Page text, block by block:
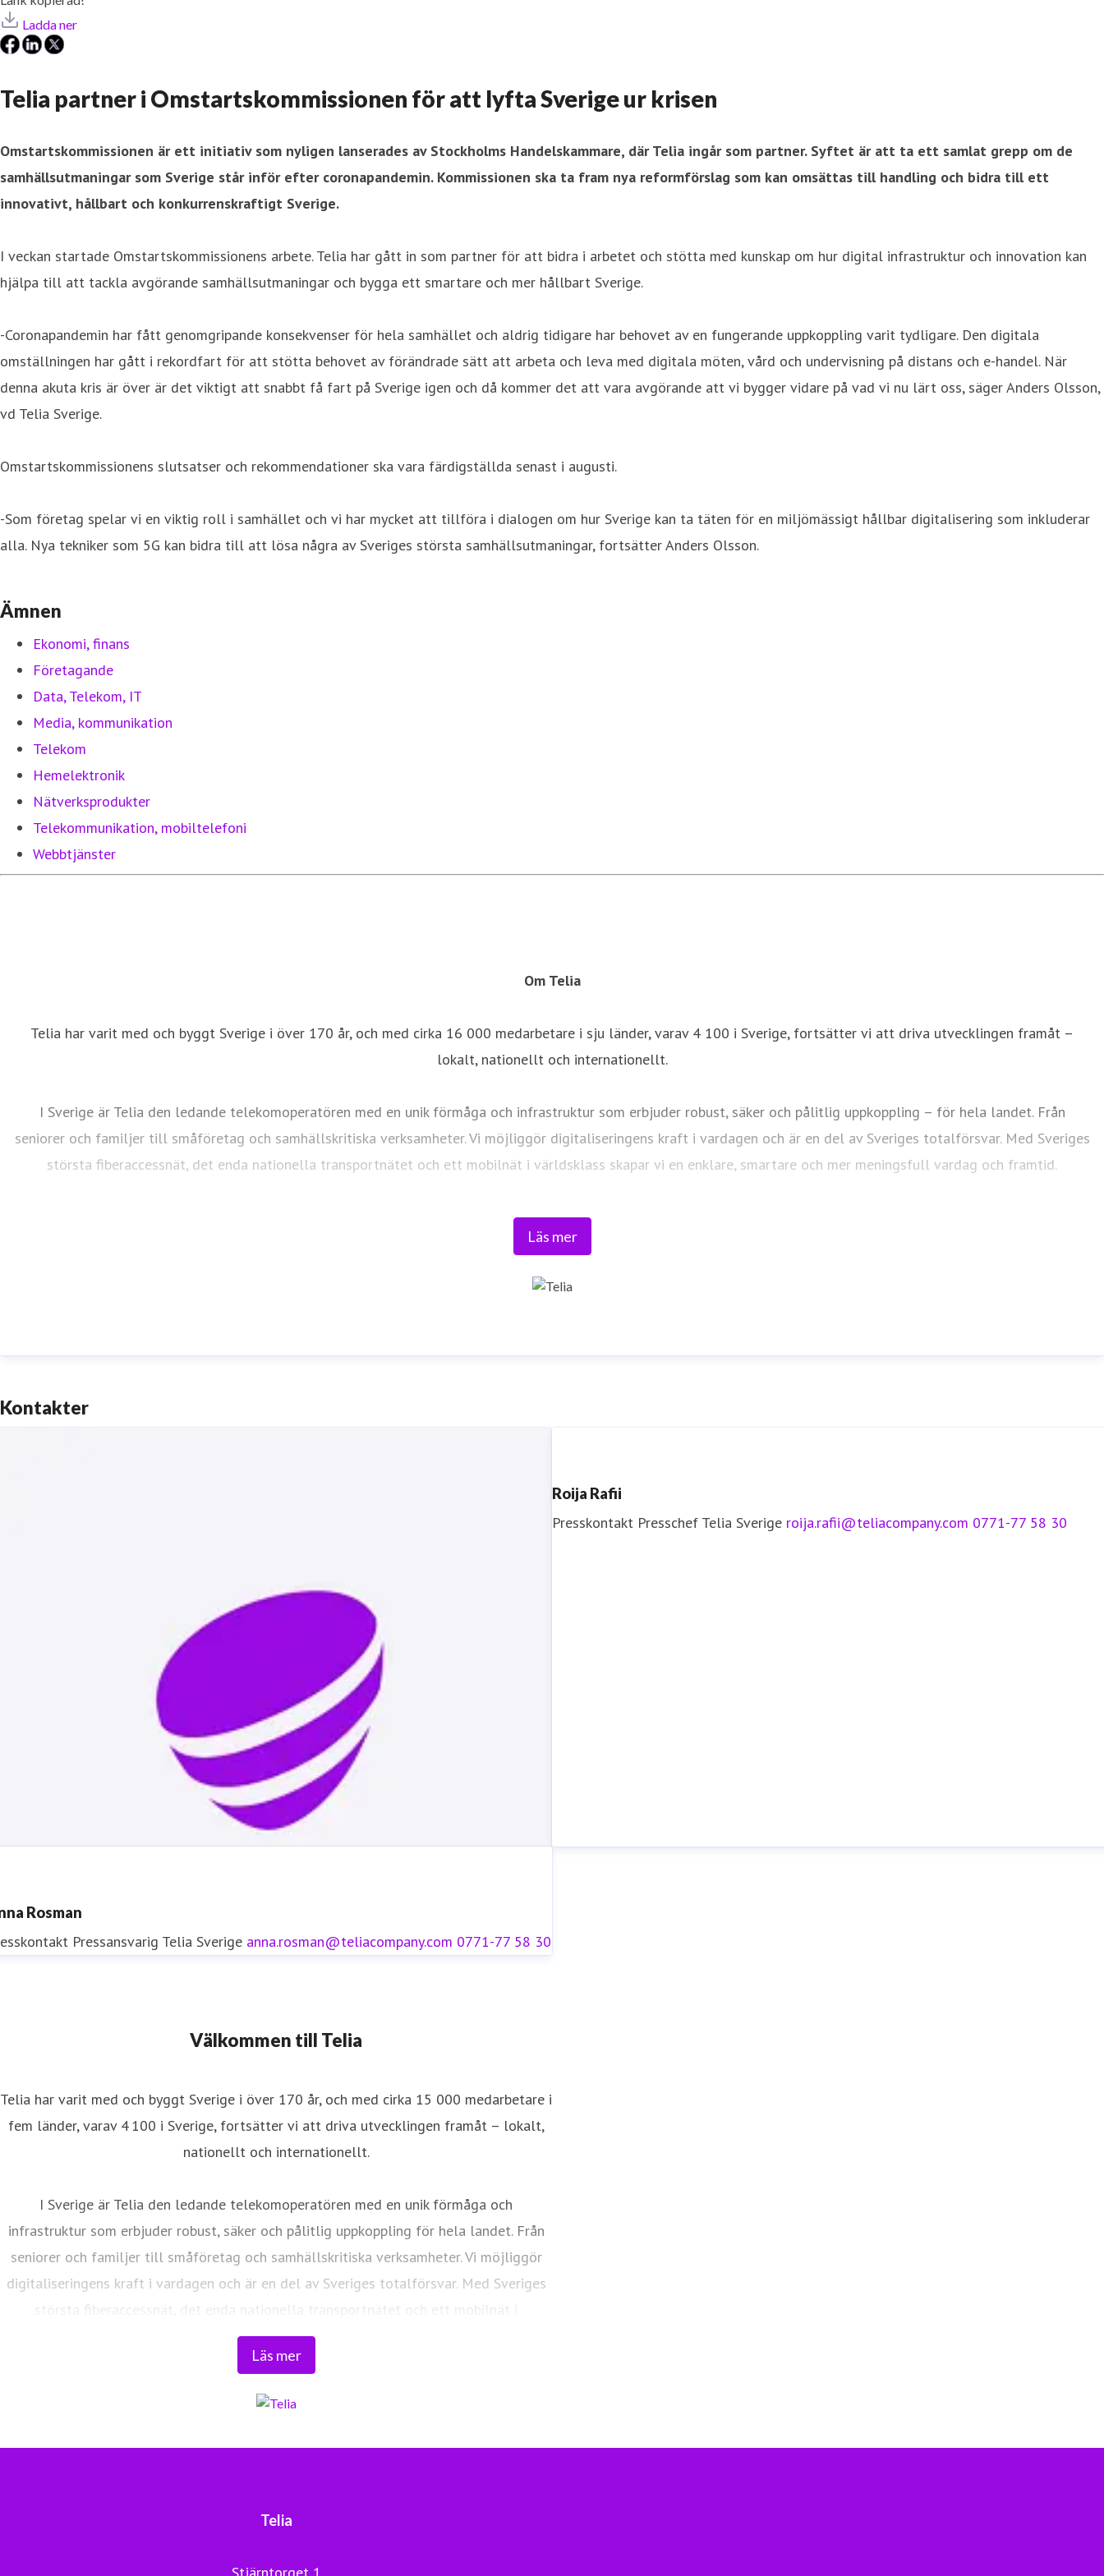
Ladda ner
Telia partner i Omstartskommissionen för att lyfta Sverige ur krisen
Omstartskommissionen är ett initiativ som nyligen lanserades av Stockholms Handelskammare, där Telia ingår som partner. Syftet är att ta ett samlat grepp om de
samhällsutmaningar som Sverige står inför efter coronapandemin. Kommissionen ska ta fram nya reformförslag som kan omsättas till handling och bidra till ett
innovativt, hållbart och konkurrenskraftigt Sverige.
I veckan startade Omstartskommissionens arbete. Telia har gått in som partner för att bidra i arbetet och stötta med kunskap om hur digital infrastruktur och innovation kan
hjälpa till att tackla avgörande samhällsutmaningar och bygga ett smartare och mer hållbart Sverige.
-Coronapandemin har fått genomgripande konsekvenser för hela samhället och aldrig tidigare har behovet av en fungerande uppkoppling varit tydligare. Den digitala
omställningen har gått i rekordfart för att stötta behovet av förändrade sätt att arbeta och leva med digitala möten, vård och undervisning på distans och e-handel. När
denna akuta kris är över är det viktigt att snabbt få fart på Sverige igen och då kommer det att vara avgörande att vi bygger vidare på vad vi nu lärt oss, säger Anders Olsson,
vd Telia Sverige.
Omstartskommissionens slutsatser och rekommendationer ska vara färdigställda senast i augusti.
-Som företag spelar vi en viktig roll i samhället och vi har mycket att tillföra i dialogen om hur Sverige kan ta täten för en miljömässigt hållbar digitalisering som inkluderar
alla. Nya tekniker som 5G kan bidra till att lösa några av Sveriges största samhällsutmaningar, fortsätter Anders Olsson.
Ämnen
Ekonomi, finans
Företagande
Data, Telekom, IT
Media, kommunikation
Telekom
Hemelektronik
Nätverksprodukter
Telekommunikation, mobiltelefoni
Webbtjänster
Om Telia
Telia har varit med och byggt Sverige i över 170 år, och med cirka 16 000 medarbetare i sju länder, varav 4 100 i Sverige, fortsätter vi att driva utvecklingen framåt –
lokalt, nationellt och internationellt.
I Sverige är Telia den ledande telekomoperatören med en unik förmåga och infrastruktur som erbjuder robust, säker och pålitlig uppkoppling – för hela landet. Från
seniorer och familjer till småföretag och samhällskritiska verksamheter. Vi möjliggör digitaliseringens kraft i vardagen och är en del av Sveriges totalförsvar. Med Sveriges
största fiberaccessnät, det enda nationella transportnätet och ett mobilnät i världsklass skapar vi en enklare, smartare och mer meningsfull vardag och framtid.
Tryggt, hållbart och säkert. Det är
Läs mer
Kontakter
Roija Rafii
Presskontakt Presschef Telia Sverige roija.rafii@teliacompany.com 0771-77 58 30
Rosman
Pressansvarig Telia Sverige anna.rosman@teliacompany.com 0771-77 58 30
Välkommen till Telia
Läs mer
Telia har varit med och byggt Sverige i över 170 år, och med cirka 15 000 medarbetare i
fem länder, varav 4 100 i Sverige, fortsätter vi att driva utvecklingen framåt – lokalt,
nationellt och internationellt.
I Sverige är Telia den ledande telekomoperatören med en unik förmåga och
infrastruktur som erbjuder robust, säker och pålitlig uppkoppling för hela landet. Från
seniorer och familjer till småföretag och samhällskritiska verksamheter. Vi möjliggör
digitaliseringens kraft i vardagen och är en del av Sveriges totalförsvar. Med Sveriges
största fiberaccessnät, det enda nationella transportnätet och ett mobilnät i
världsklass skapar vi en enklare, smartare och mer meningsfull vardag och framtid.
Telia